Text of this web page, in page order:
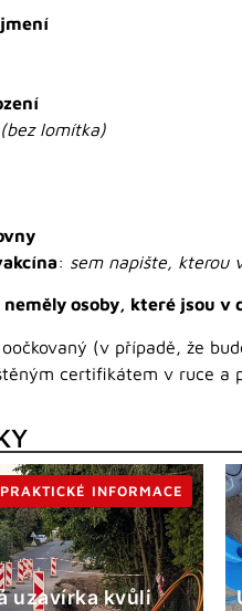
(bez lomítka)
: sem napište, kterou
neměly osoby, které jsou
(v případě, že
certifikátem v ruce a
uzavírka kvůli
PRAKTICKÉ INFORMACE